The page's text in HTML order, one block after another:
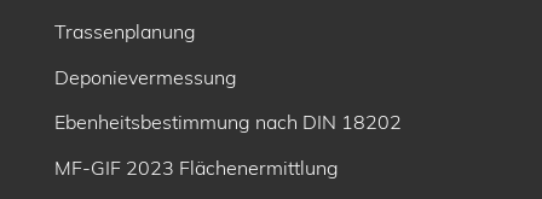
Trassenplanung
Deponievermessung
Ebenheitsbe­stimmung nach DIN 18202
MF-GIF 2023 Flächenermittlung